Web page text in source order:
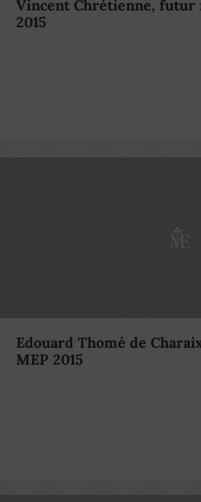
Vincent Chrétienne, futur
2015
Edouard Thomé de
MEP 2015